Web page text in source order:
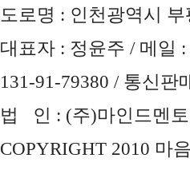
도로명 : 인천광역시
대표자 : 정윤주 / 메일 :
131-91-79380 / 통신판
법 인 : (주)마인드멘토
COPYRIGHT 2010 마